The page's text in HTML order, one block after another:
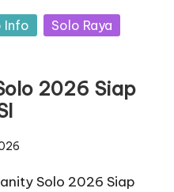
Info
Solo Raya
2026 Siap
Solo 2026 Siap